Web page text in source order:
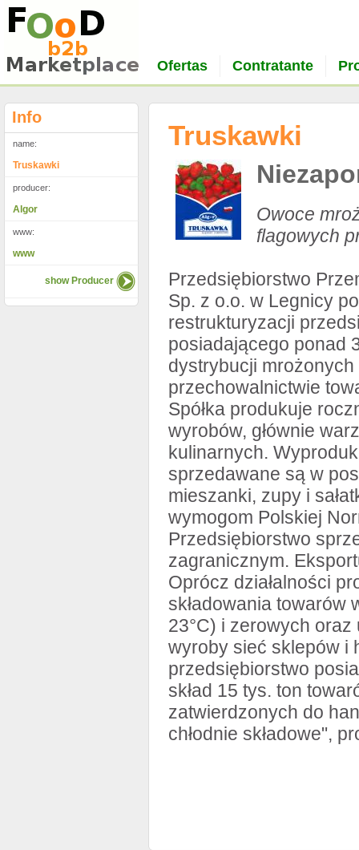
Ofertas Contratante
Info
name:
Truskawki
producer:
Algor
www:
www
show Producer
Truskawki
Owoce
flagowych
Przedsiębiorstwo
Sp. z o.o. w Legnicy
restrukturyzacji
posiadającego ponad
dystrybucji
przechowalnictwie
Spółka produkuje
wyrobów, głównie
kulinarnych.
sprzedawane są w
mieszanki, zupy i
wymogom Polskiej
Przedsiębiorstwo
zagranicznym.
Oprócz działalności
składowania towarów
23°C) i zerowych
wyroby sieć sklepów i
przedsiębiorstwo
skład 15 tys. ton
zatwierdzonych do
chłodnie składowe",